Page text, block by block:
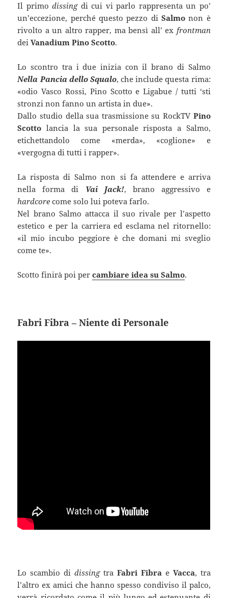
Il primodissingdi cui vi parlo rappresenta un po’
un’eccezione, perché questo pezzo di Salmonon è
rivolto a un altro rapper, ma bensì all’ ex frontman
deiVanadium Pino Scotto.
Lo scontro tra i due inizia con il brano di Salmo
Nella Pancia dello Squalo, che include questa rima:
«odio Vasco Rossi, Pino Scotto e Ligabue / tutti ‘sti
stronzi non fanno un artista in due».
Dallo studio della sua trasmissione su RockTV Pino
Scotto lancia la sua personale risposta a Salmo,
etichettandolo come «merda», «coglione» e
«vergogna di tutti i rapper».
La risposta di Salmo non si fa attendere e arriva
nella forma di Vai Jack!, brano aggressivo e
hardcore come solo lui poteva farlo.
Nel brano Salmo attacca il suo rivale per l’aspetto
estetico e per la carriera ed esclama nel ritornello:
«il mio incubo peggiore è che domani mi sveglio
come te».
Scotto finirà poi percambiare idea su Salmo.
Fabri Fibra – Niente di Personale
Lo scambio didissingtra Fabri Fibrae Vacca, tra
l’altro ex amici che hanno spesso condiviso il palco,